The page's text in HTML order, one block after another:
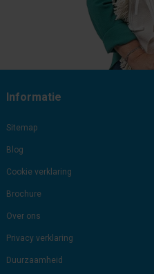
Informatie
Sitemap
Blog
Cookie verklaring
Brochure
Over ons
Privacy verklaring
Duurzaamheid